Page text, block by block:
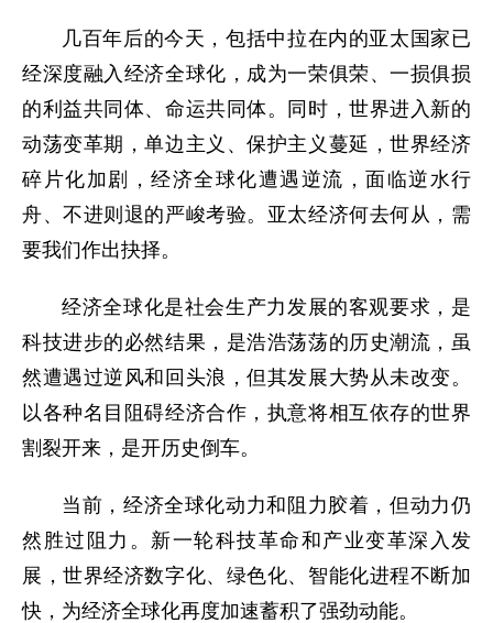
几百年后的今天，包括中拉在内的亚太国家已
经深度融入经济全球化，成为一荣俱荣、一损俱损
的利益共同体、命运共同体。同时，世界进入新的
动荡变革期，单边主义、保护主义蔓延，世界经济
碎片化加剧，经济全球化遭遇逆流，面临逆水行
舟、不进则退的严峻考验。亚太经济何去何从，需
要我们作出抉择。
经济全球化是社会生产力发展的客观要求，是
科技进步的必然结果，是浩浩荡荡的历史潮流，虽
然遭遇过逆风和回头浪，但其发展大势从未改变。
以各种名目阻碍经济合作，执意将相互依存的世界
割裂开来，是开历史倒车。
当前，经济全球化动力和阻力胶着，但动力仍
然胜过阻力。新一轮科技革命和产业变革深入发
展，世界经济数字化、绿色化、智能化进程不断加
快，为经济全球化再度加速蓄积了强劲动能。